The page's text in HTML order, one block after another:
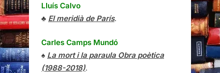
Lluís Calvo
♣ El meridià de París.
Carles Camps Mundó
♠ La mort i la paraula Obra poètica
(1988-2018).